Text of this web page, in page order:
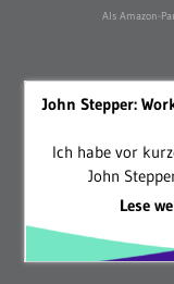
Als Amazon-
John Stepper:
Ich habe vor
John
Lese